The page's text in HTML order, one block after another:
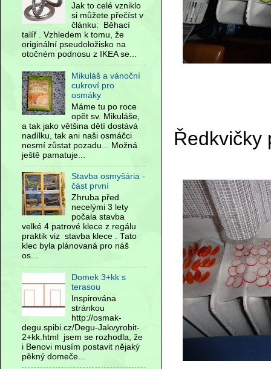
Ředkvičky
Jak to celé vzniklo
si můžete přečíst v
článku: Běhací
talíř . Vzhledem k tomu, že
originální pseudoložisko na
otočném podnosu z IKEA se...
Mikuláš a vánoční
cukroví pro
osmáky
Máme tu po roce
opět sv. Mikuláše,
a tak jako většina dětí dostává
nadílku, tak ani naši osmáčci
nesmí zůstat pozadu... Možná
ještě pamatuje...
Stavba osmyšária -
část první
Zhruba před
necelými 3 lety
počala stavba
velké 4 patrové klece z regálu
praktik viz stavba klece . Tato
klec byla plánovaná pro náš
os...
Domek 3+kk s
terasou
Inspirována
stránkou
http://osmak-
degu.spibi.cz/Degu-Jakvyrobit-
2+kk.html jsem se rozhodla, že
i Benovi musím postavit nějaký
pěkný domeče...